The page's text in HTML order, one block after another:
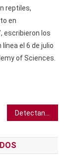
reptiles,
en
escribieron los
el 6 de julio
of Sciences.